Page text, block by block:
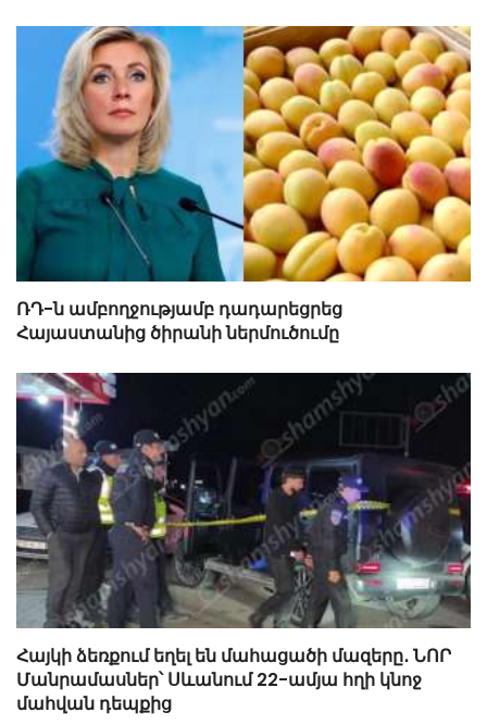
ՌԴ-ն ամբողջությամբ դադարեցրեց
Հայաստանից ծիրանի ներմուծումը
Հայկի ձեռքում եղել են մահացածի մազերը․ ՆՈՐ
Մանրամասներ՝ Սևանում 22-ամյա հղի կնոջ
մահվան դեպքից